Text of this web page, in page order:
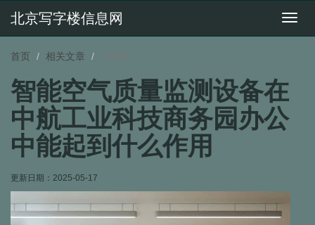
切
北京写字楼信息网
首页 相关文章
智能空气质量监测设备在
中航工业科技商务园办公
中能起到什么作用
更新日期： 2025-05-17